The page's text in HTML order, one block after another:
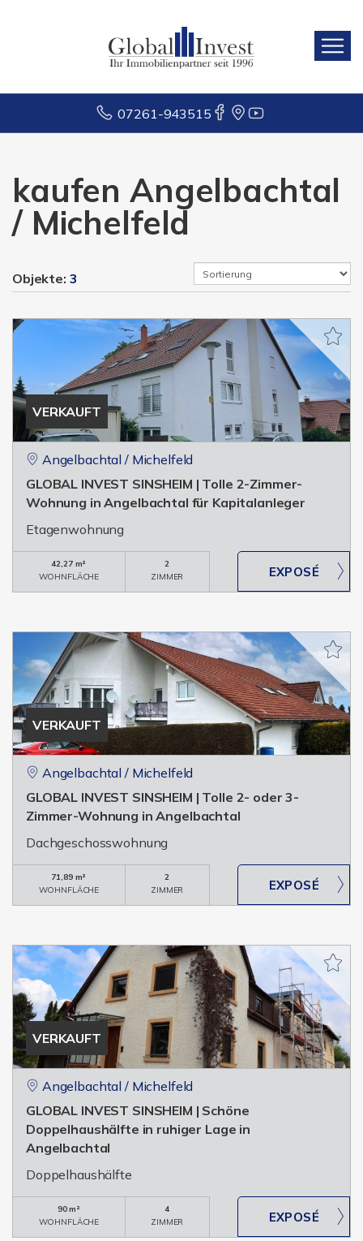
07261-943515
kaufen Angelbachtal
/ Michelfeld
Objekte: 3
VERKAUFT
Angelbachtal / Michelfeld
GLOBAL INVEST SINSHEIM | Tolle 2-Zimmer-
Wohnung in Angelbachtal für Kapitalanleger
Etagenwohnung
42,27 m²
WOHNFLÄCHE
2
ZIMMER
VERKAUFT
Angelbachtal / Michelfeld
GLOBAL INVEST SINSHEIM | Tolle 2- oder 3-
Zimmer-Wohnung in Angelbachtal
Dachgeschosswohnung
71,89 m²
WOHNFLÄCHE
2
ZIMMER
VERKAUFT
Angelbachtal / Michelfeld
GLOBAL INVEST SINSHEIM | Schöne
Doppelhaushälfte in ruhiger Lage in
Angelbachtal
Doppelhaushälfte
90 m²
WOHNFLÄCHE
4
ZIMMER